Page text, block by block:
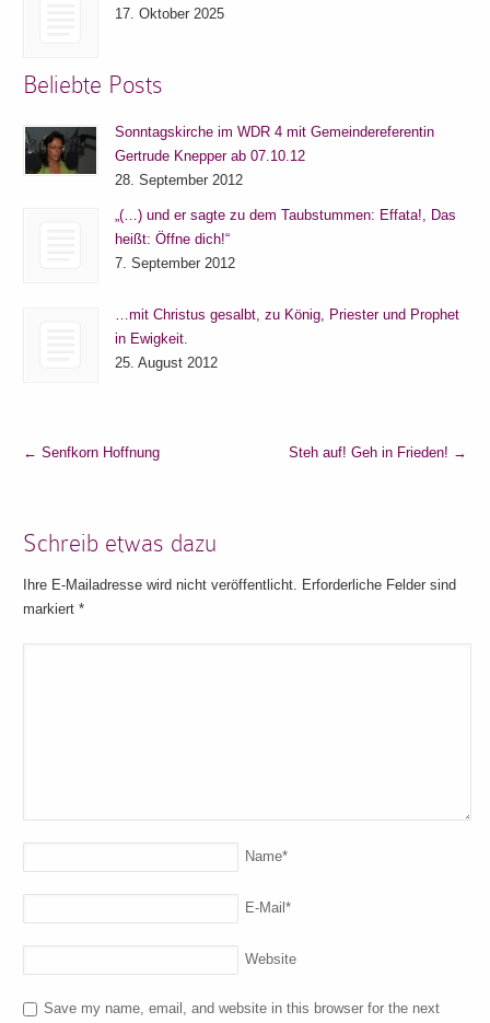
17. Oktober 2025
Beliebte Posts
Sonntagskirche im WDR 4 mit Gemeindereferentin
Gertrude Knepper ab 07.10.12
28. September 2012
„(…) und er sagte zu dem Taubstummen: Effata!, Das
heißt: Öffne dich!“
7. September 2012
…mit Christus gesalbt, zu König, Priester und Prophet
in Ewigkeit.
25. August 2012
← Senfkorn Hoffnung Steh auf! Geh in Frieden! →
Schreib etwas dazu
Ihre E-Mailadresse wird nicht veröffentlicht. Erforderliche Felder sind
markiert*
Name*
E-Mail*
Website
Save my name, email, and website in this browser for the next